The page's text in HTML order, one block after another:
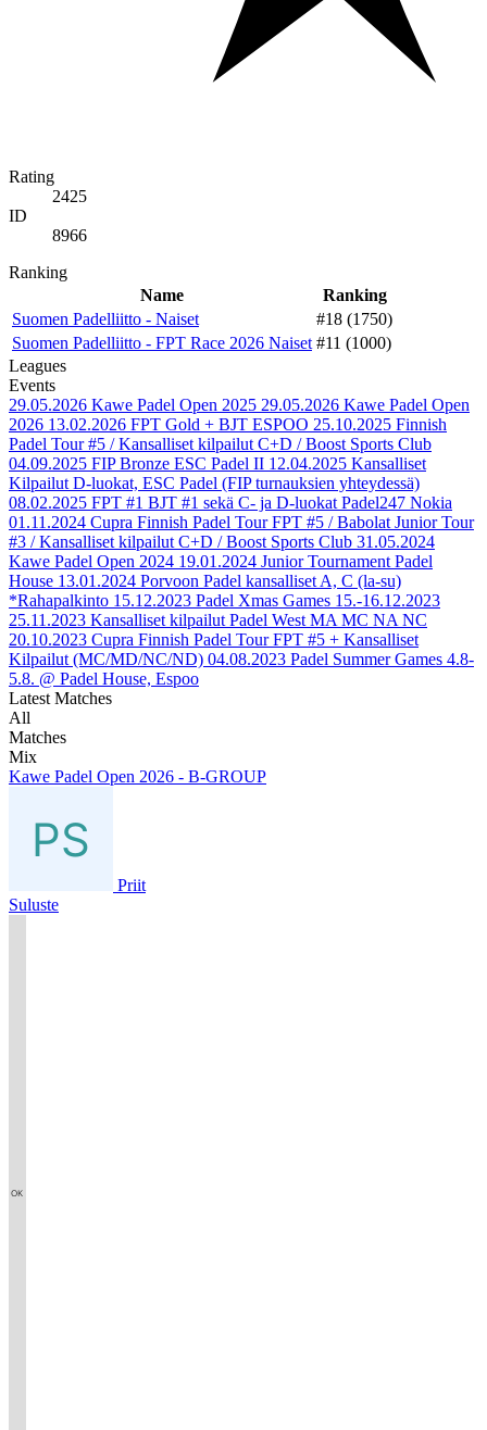
Rating
2425
ID
8966
Ranking
Name
Ranking
Suomen Padelliitto - Naiset
#18 (1750)
Suomen Padelliitto - FPT Race 2026 Naiset #11 (1000)
Leagues
Events
29.05.2026 Kawe Padel Open 2025 29.05.2026 Kawe Padel Open
2026 13.02.2026 FPT Gold + BJT ESPOO 25.10.2025 Finnish
Padel Tour #5 / Kansalliset kilpailut C+D / Boost Sports Club
04.09.2025 FIP Bronze ESC Padel II 12.04.2025 Kansalliset
Kilpailut D-luokat, ESC Padel (FIP turnauksien yhteydessä)
08.02.2025 FPT #1 BJT #1 sekä C- ja D-luokat Padel247 Nokia
01.11.2024 Cupra Finnish Padel Tour FPT #5 / Babolat Junior Tour
#3 / Kansalliset kilpailut C+D / Boost Sports Club 31.05.2024
Kawe Padel Open 2024 19.01.2024 Junior Tournament Padel
House 13.01.2024 Porvoon Padel kansalliset A, C (la-su)
*Rahapalkinto 15.12.2023 Padel Xmas Games 15.-16.12.2023
25.11.2023 Kansalliset kilpailut Padel West MA MC NA NC
20.10.2023 Cupra Finnish Padel Tour FPT #5 + Kansalliset
Kilpailut (MC/MD/NC/ND) 04.08.2023 Padel Summer Games 4.8-
5.8. @ Padel House, Espoo
Latest Matches
All
Matches
Mix
Kawe Padel Open 2026 - B-GROUP
Priit
Suluste